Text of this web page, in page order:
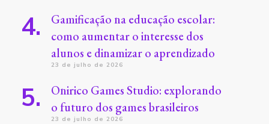
Gamificação na educação escolar:
como aumentar o interesse dos
alunos e dinamizar o aprendizado
23 de julho de 2026
Onirico Games Studio: explorando
o futuro dos games brasileiros
23 de julho de 2026